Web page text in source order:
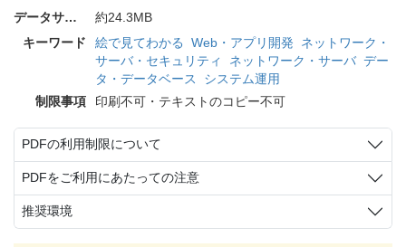
データサイズ
約24.3MB
キーワード
絵で見てわかる Web・アプリ開発
ネットワーク・
サーバ・セキュリティ
ネットワーク・サーバ デー
タ・データベース
システム運用
制限事項
印刷不可・テキストのコピー不可
PDFの利用制限について
PDFをご利用にあたっての注意
推奨環境